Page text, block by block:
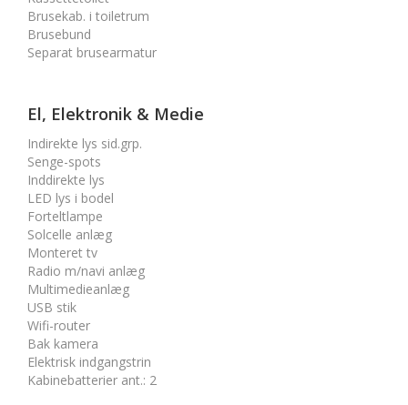
Brusekab. i toiletrum
Brusebund
Separat brusearmatur
El, Elektronik & Medie
Indirekte lys sid.grp.
Senge-spots
Inddirekte lys
LED lys i bodel
Forteltlampe
Solcelle anlæg
Monteret tv
Radio m/navi anlæg
Multimedieanlæg
USB stik
Wifi-router
Bak kamera
Elektrisk indgangstrin
Kabinebatterier ant.: 2